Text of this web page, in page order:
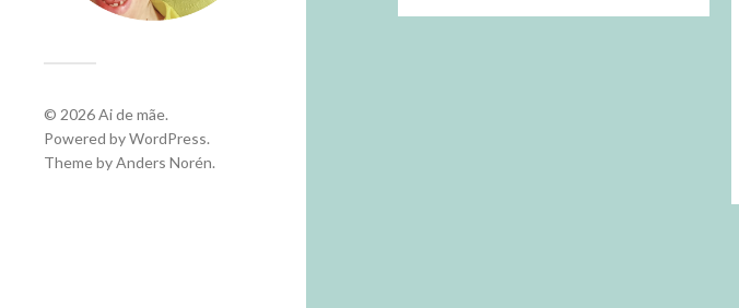
© 2026Ai de mãe.
Powered byWordPress.
Theme byAnders Norén.